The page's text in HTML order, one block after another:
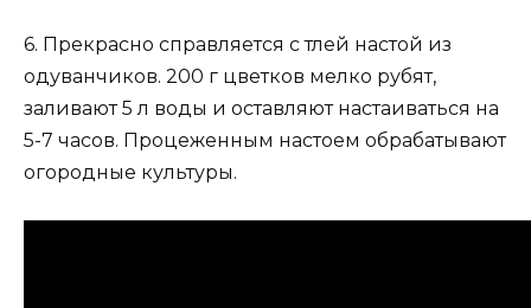
6. Прекрасно справляется с тлей настой из
одуванчиков. 200 г цветков мелко рубят,
заливают 5 л воды и оставляют настаиваться на
5-7 часов. Процеженным настоем обрабатывают
огородные культуры.